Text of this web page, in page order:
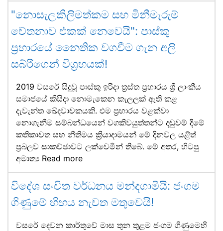
"නොසැලකිලිමත්කම සහ මිනීමැරුම්
චේතනාව එකක් නෙවෙයි": පාස්කු
ප්‍රහාරයේ නෛතික වගවීම ගැන අලි
සබ්රිගෙන් විග්‍රහයක්!
2019 වසරේ සිදුවූ පාස්කු ඉරිදා ත්‍රස්ත ප්‍රහාරය ශ්‍රී ලාංකීය
සමාජයේ කිසිදා නොමැකෙන කැලලක් ඇති කළ
දැවැන්ත ඛේදවාචකයකි. එම ප්‍රහාරය වළක්වා
නොගැනීම සම්බන්ධයෙන් වගකිවයුත්තන්ට දඬුවම් දීමේ
කතිකාවත සහ නීතිමය ක්‍රියාදාමයන් මේ දිනවල යළිත්
ප්‍රබලව සාකච්ඡාවට ලක්වෙමින් තිබේ. මේ අතර, හිටපු
අමාත්‍ය Read more
විදේශ සංචිත වර්ධනය මන්දගාමීයි: ජංගම
ගිණුමේ හිඟය නැවත මතුවෙයි!
වසරේ දෙවන කාර්තුවේ මාස තුන තුළම ජංගම ගිණුමෙහි